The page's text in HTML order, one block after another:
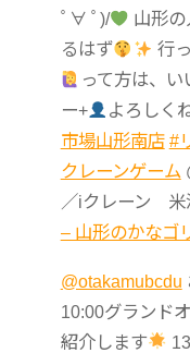
ﾟ∀ ﾟ)/
山形
るはず
行
って方は、い
ー+
よろしく
市場山形南店 #
クレーンゲーム
／iクレーン 米
– 山形のかなゴ
@otakamubcdu
10:00グランド
紹介します